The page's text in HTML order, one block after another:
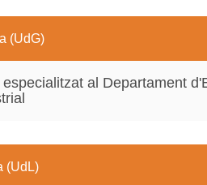
(UdG)
al Departament
(UdL)